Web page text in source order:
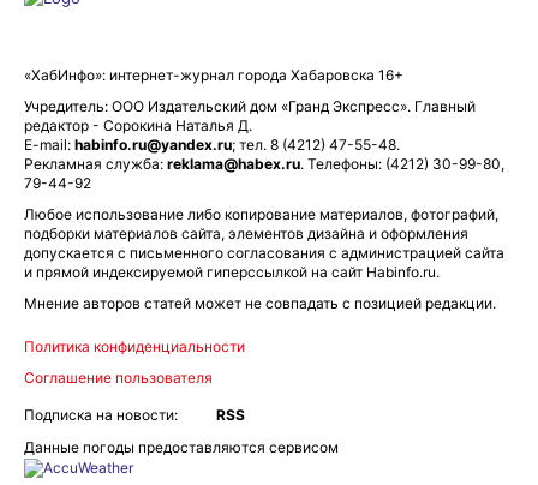
«ХабИнфо»: интернет-журнал города Хабаровска 16+
Учредитель: ООО Издательский дом «Гранд Экспресс». Главный
редактор - Сорокина Наталья Д.
E-mail: habinfo.ru@yandex.ru; тел. 8 (4212) 47-55-48.
Рекламная служба: reklama@habex.ru. Телефоны: (4212) 30-99-80,
79-44-92
Любое использование либо копирование материалов, фотографий,
подборки материалов сайта, элементов дизайна и оформления
допускается с письменного согласования с администрацией сайта
и прямой индексируемой гиперссылкой на сайт Habinfo.ru.
Мнение авторов статей может не совпадать с позицией редакции.
Политика конфиденциальности
Соглашение пользователя
Подписка на новости:
RSS
Данные погоды предоставляются сервисом